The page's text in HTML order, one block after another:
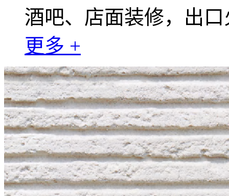
酒吧、店面装修，出
更多 +